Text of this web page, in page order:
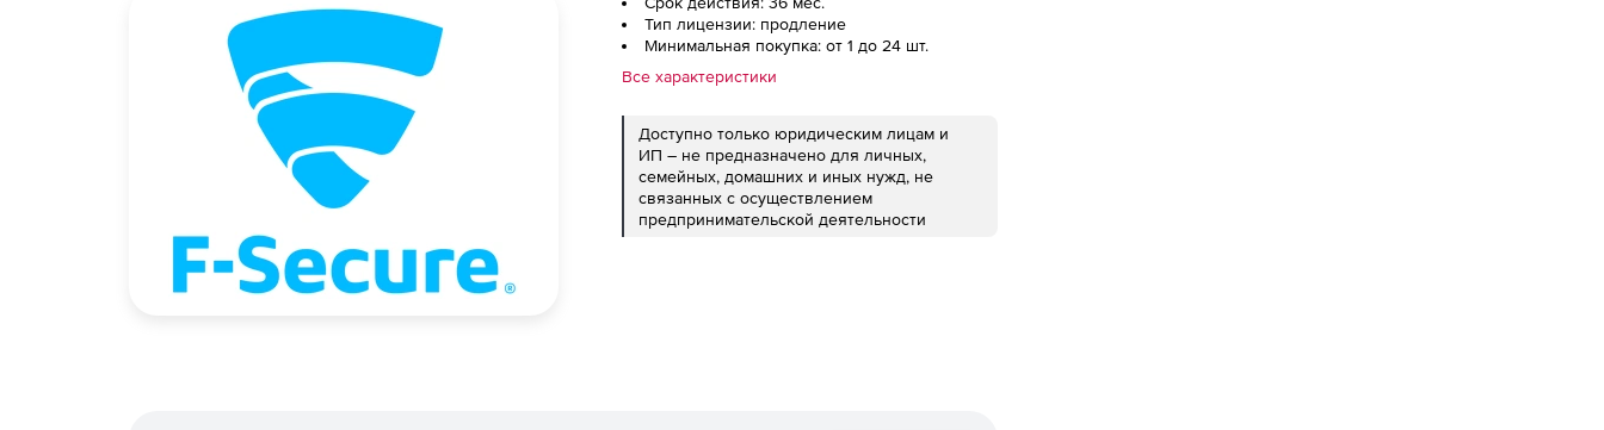
Тип лицензии: продление
Минимальная покупка: от 1 до 24 шт.
Все характеристики
Доступно только юридическим лицам и
ИП – не предназначено для личных,
семейных, домашних и иных нужд, не
связанных с осуществлением
предпринимательской деятельности